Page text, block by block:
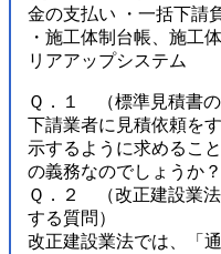
金の支払い ・一括下請
・施工体制台帳、施工
リアアップシステム
Ｑ．１ （標準見積書の
下請業者に見積依頼を
示するように求めるこ
の義務なのでしょうか？
Ｑ．２ （改正建設業
する質問）
改正建設業法では、「